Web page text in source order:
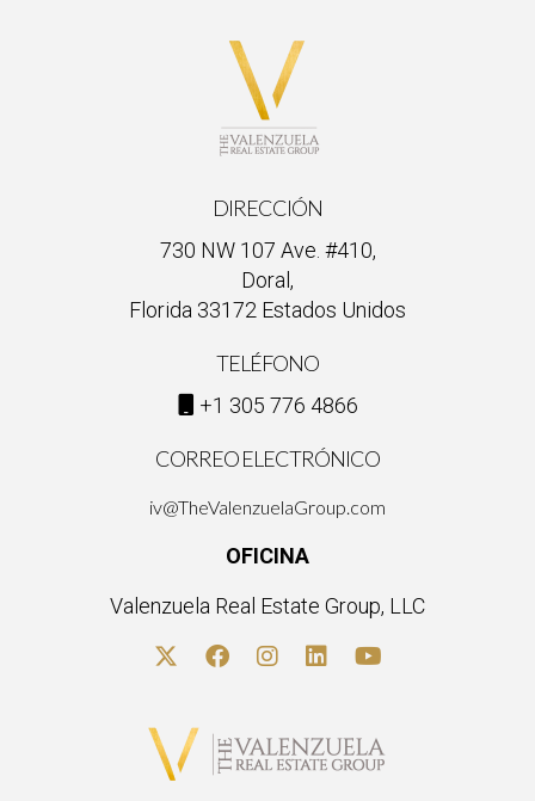
DIRECCIÓN
730 NW 107 Ave. #410,
Doral,
Florida 33172 Estados Unidos
TELÉFONO
+1 305 776 4866
CORREO ELECTRÓNICO
iv@TheValenzuelaGroup.com
OFICINA
Valenzuela Real Estate Group, LLC